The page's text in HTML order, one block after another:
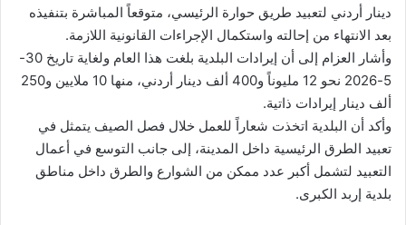
دينار أردني لتعبيد طريق حوارة الرئيسي، متوقعاً المباشرة بتنفيذه
بعد الانتهاء من إحالته واستكمال الإجراءات القانونية اللازمة.
وأشار العزام إلى أن إيرادات البلدية بلغت هذا العام ولغاية تاريخ 30-
5-2026 نحو 12 مليوناً و400 ألف دينار أردني، منها 10 ملايين و250
ألف دينار إيرادات ذاتية.
وأكد أن البلدية اتخذت شعاراً للعمل خلال فصل الصيف يتمثل في
تعبيد الطرق الرئيسية داخل المدينة، إلى جانب التوسع في أعمال
التعبيد لتشمل أكبر عدد ممكن من الشوارع والطرق داخل مناطق
بلدية إربد الكبرى.